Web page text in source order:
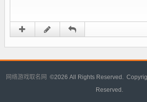
网络游戏取名网 ©2026 All Rights Reserved.
Reserved.